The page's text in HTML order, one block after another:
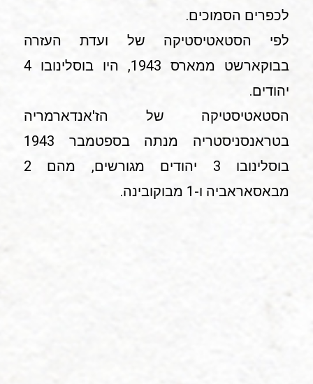
לכפרים הסמוכים.
לפי הסטאטיסטיקה של ועדת העזרה
בבוקארשט ממארס 1943, היו בוסלינובו 4
יהודים.
הסטאטיסטיקה של הז'אנדארמריה
בטראנסניסטריה מנתה בספטמבר 1943
בוסלינובו 3 יהודים מגורשים, מהם 2
מבאסאראביה ו-1 מבוקובינה.